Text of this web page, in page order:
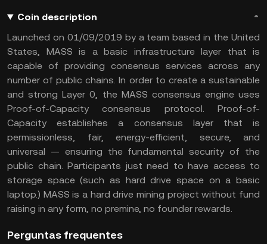
Coin description
Launched on 01/09/2019 by a team based in the United
States, MASS is a basic infrastructure layer that is
capable of providing consensus services across any
number of public chains. In order to create a sustainable
and strong Layer 0, the MASS consensus engine uses
Proof-of-Capacity consensus protocol. Proof-of-
Capacity establishes a consensus layer that is
permissionless, fair, energy-efficient, secure, and
universal — ensuring the fundamental security of the
public chain. Participants just need to have access to
storage space (such as hard drive space on a basic
laptop.) MASS is a hard drive mining project without fund
raising in any form, no premine, no founder rewards.
Perguntas frequentes